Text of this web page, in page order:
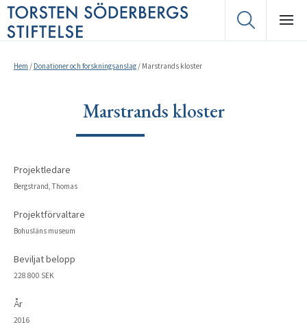
Hem / Donationer och forskningsanslag / Marstrands kloster
Marstrands kloster
Projektledare
Bergstrand, Thomas
Projektförvaltare
Bohusläns museum
Beviljat belopp
228 800 SEK
År
2016